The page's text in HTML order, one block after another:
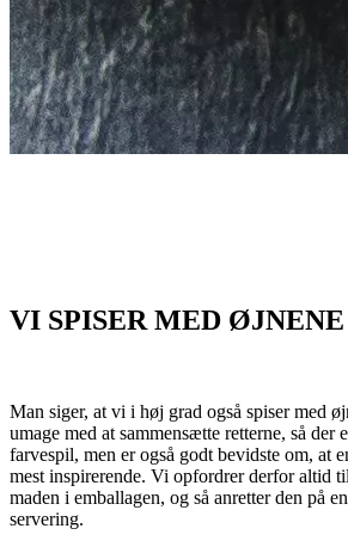
VI SPISER MED ØJNENE
Man siger, at vi i høj grad også spiser med
umage med at sammensætte retterne, så der
farvespil, men er også godt bevidste om, at
mest inspirerende. Vi opfordrer derfor altid
maden i emballagen, og så anretter den på
servering.